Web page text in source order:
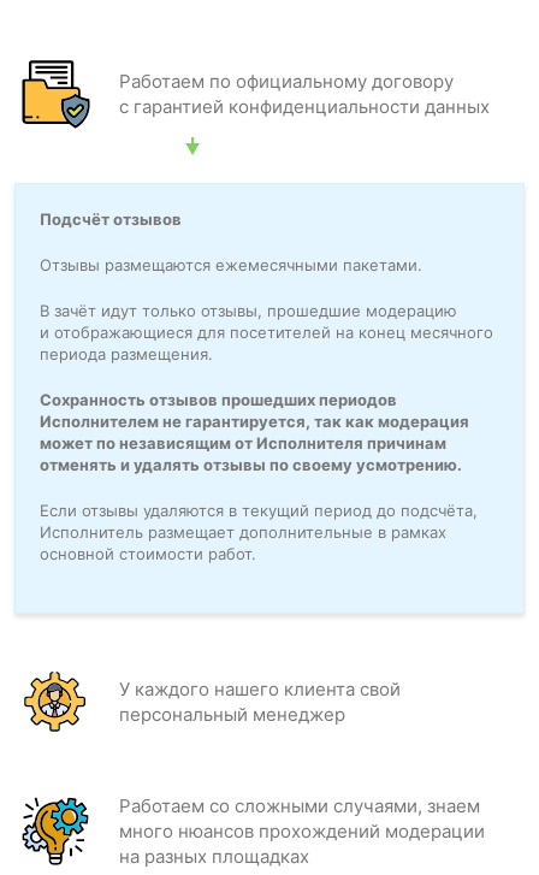
Работаем по официальному договору
с гарантией конфиденциальности данных
Подсчёт отзывов
Отзывы размещаются ежемесячными пакетами.
В зачёт идут только отзывы, прошедшие модерацию
и отображающиеся для посетителей на конец месячного
периода размещения.
Сохранность отзывов прошедших периодов
Исполнителем не гарантируется, так как модерация
может по независящим от Исполнителя причинам
отменять и удалять отзывы по своему усмотрению.
Если отзывы удаляются в текущий период до подсчёта,
Исполнитель размещает дополнительные в рамках
основной стоимости работ.
У каждого нашего клиента свой
персональный менеджер
Работаем со сложными случаями, знаем
много нюансов прохождений модерации
на разных площадках